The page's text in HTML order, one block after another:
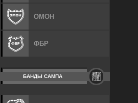
ОМОН
ФБР
БАНДЫ САМПА